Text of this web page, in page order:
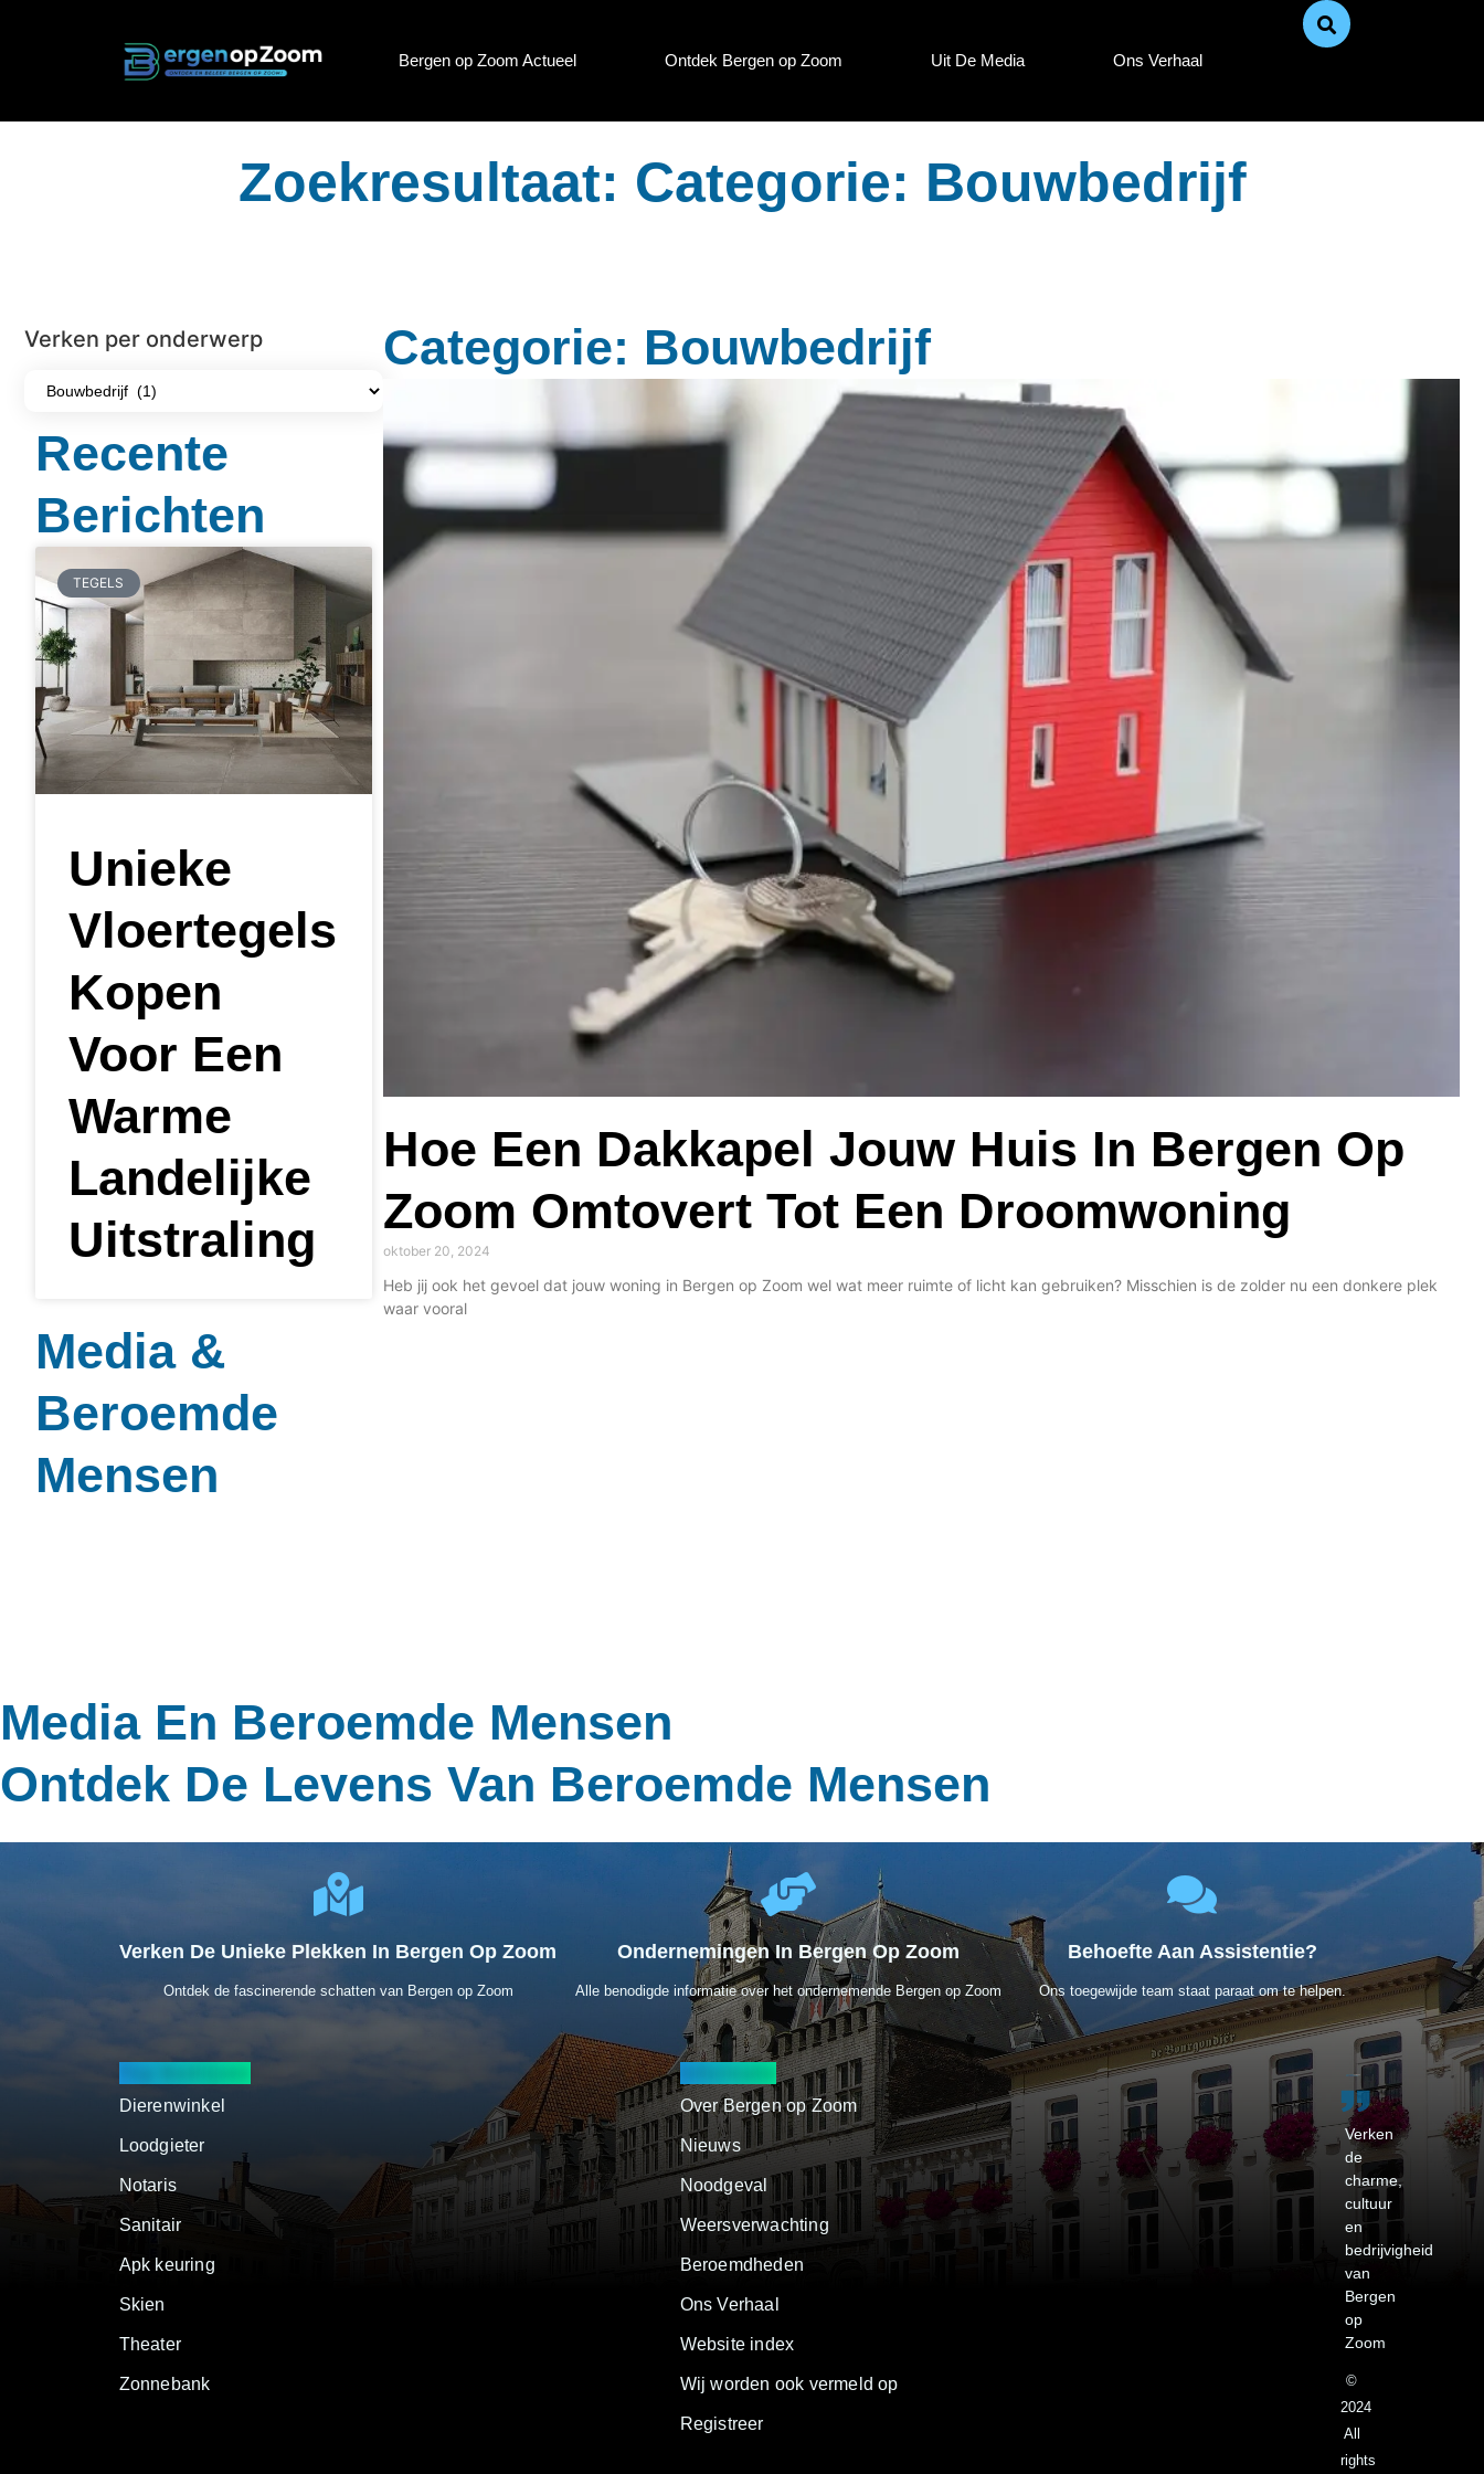
Bergen op Zoom Actueel Ontdek Bergen op Zoom Uit De Media Ons Verhaal
Zoekresultaat: Categorie: Bouwbedrijf
Verken per onderwerp
Recente
Berichten
TEGELS
Unieke
Vloertegels
Kopen
Voor Een
Warme
Landelijke
Uitstraling
Media &
Beroemde
Mensen
Categorie: Bouwbedrijf
Hoe Een Dakkapel Jouw Huis In Bergen Op
Zoom Omtovert Tot Een Droomwoning
oktober 20, 2024
Heb jij ook het gevoel dat jouw woning in Bergen op Zoom wel wat meer ruimte of licht kan gebruiken? Misschien is de zolder nu een donkere plek
waar vooral
Media En Beroemde Mensen
Ontdek De Levens Van Beroemde Mensen
Verken De Unieke Plekken In Bergen Op Zoom
Ontdek de fascinerende schatten van Bergen op Zoom
Ondernemingen In Bergen Op Zoom
Alle benodigde informatie over het ondernemende Bergen op Zoom
Behoefte Aan Assistentie?
Ons toegewijde team staat paraat om te helpen.
Dierenwinkel
Loodgieter
Notaris
Sanitair
Apk keuring
Skien
Theater
Zonnebank
Informatie
Over Bergen op Zoom
Nieuws
Noodgeval
Weersverwachting
Beroemdheden
Ons Verhaal
Website index
Wij worden ook vermeld op
Registreer
Verken
de
charme,
cultuur
en
bedrijvigheid
van
Bergen
op
Zoom
©
2024
All
rights